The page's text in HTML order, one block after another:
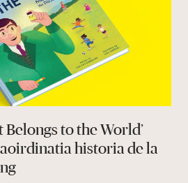
to the World’
historia de la